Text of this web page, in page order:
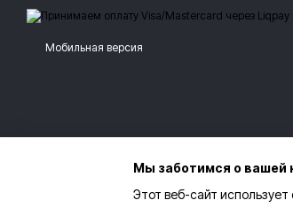
Мобильная версия
Мы заботимся о вашей
Этот веб-сайт